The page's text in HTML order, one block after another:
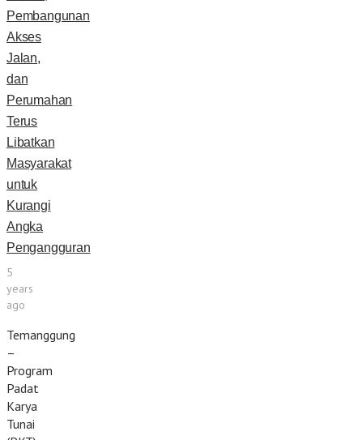
Pembangunan
Akses
Jalan,
dan
Perumahan
Terus
Libatkan
Masyarakat
untuk
Kurangi
Angka
Pengangguran
5
years
ago
Temanggung
–
Program
Padat
Karya
Tunai